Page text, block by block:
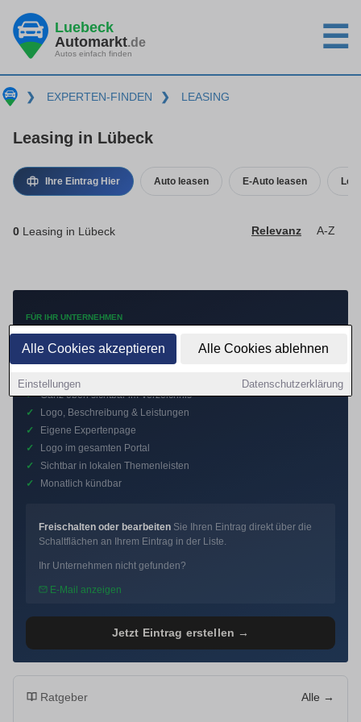
Alle Cookies akzeptieren Alle Cookies ablehnen
Einstellungen Datenschutzerklärung
Luebeck
Automarkt.de
Autos einfach finden ☰
❯ EXPERTEN-FINDEN ❯ LEASING
Leasing in Lübeck
Ihre Eintrag Hier Auto leasen E-Auto leasen
0 Leasing in Lübeck Relevanz A-Z
FÜR IHR UNTERNEHMEN
Mehr Anfragen mit
Premium-Eintrag
✓ Ganz oben sichtbar im Verzeichnis
✓
Logo, Beschreibung & Leistungen
✓
Eigene Expertenpage
✓
Logo im gesamten Portal
✓
Sichtbar in lokalen Themenleisten
✓
Monatlich kündbar
Freischalten oder bearbeiten Sie Ihren Eintrag direkt über die
Schaltflächen an Ihrem Eintrag in der Liste.
Ihr Unternehmen nicht gefunden?
E-Mail anzeigen
Jetzt Eintrag erstellen →
Ratgeber Alle →